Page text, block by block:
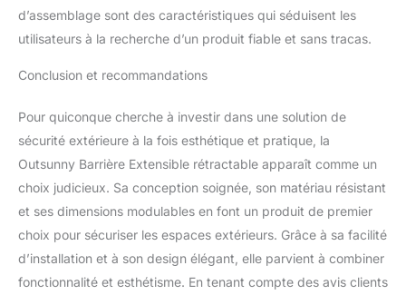
d’assemblage sont des caractéristiques qui séduisent les
utilisateurs à la recherche d’un produit fiable et sans tracas.
Conclusion et recommandations
Pour quiconque cherche à investir dans une solution de
sécurité extérieure à la fois esthétique et pratique, la
Outsunny Barrière Extensible rétractable apparaît comme un
choix judicieux. Sa conception soignée, son matériau résistant
et ses dimensions modulables en font un produit de premier
choix pour sécuriser les espaces extérieurs. Grâce à sa facilité
d’installation et à son design élégant, elle parvient à combiner
fonctionnalité et esthétisme. En tenant compte des avis clients